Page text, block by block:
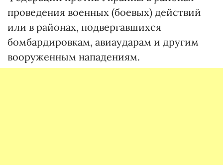
проведения военных (боевых) действий
или в районах, подвергавшихся
бомбардировкам, авиаударам и другим
вооруженным нападениям.